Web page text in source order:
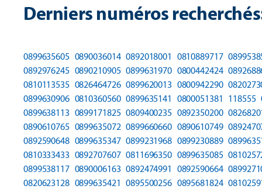
Derniers numéros
0899635605 0890036014 0892018001 0810889717
0892976245 0890210905 0899631970 0800442424
0810113535 0826464726 0899620013 0800942290
0899630906 0810360560 0899635141 0800051381 118555
0899638113 0899171825 0809400235 0892350200
0890610765 0899635072 0899660660 0890610749
0892590648 0899635347 0899231968 0899230889
0810333433 0892707607 0811696350 0899635085
0899538117 0890006163 0892474991 0892590664
0820623128 0899635421 0895500256 0895681824